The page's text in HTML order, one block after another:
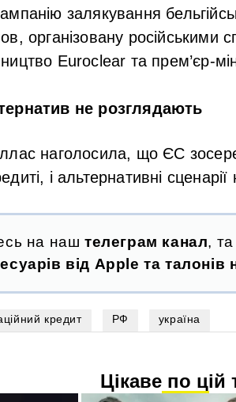
залякування
організовану
Euroclear та прем’єр-
не розглядають
наголосила, що ЄС
і альтернативні
на наш телеграм канал,
від Apple та талонів
кредит РФ україна
Цікаве по цій